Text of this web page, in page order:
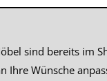
sind bereits im
Ihre Wünsche